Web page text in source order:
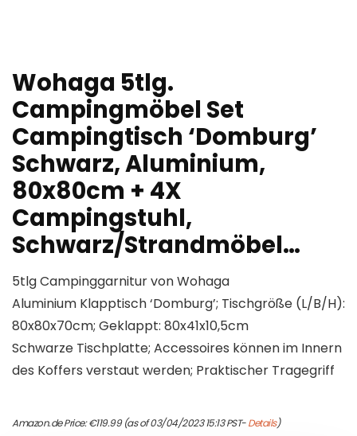
Wohaga 5tlg.
Campingmöbel Set
Campingtisch ‘Domburg’
Schwarz, Aluminium,
80x80cm + 4X
Campingstuhl,
Schwarz/Strandmöbel…
5tlg Campinggarnitur von Wohaga
Aluminium Klapptisch ‘Domburg’; Tischgröße (L/B/H):
80x80x70cm; Geklappt: 80x41x10,5cm
Schwarze Tischplatte; Accessoires können im Innern
des Koffers verstaut werden; Praktischer Tragegriff
Amazon.de Price:€119.99(as of 03/04/2023 15:13 PST-Details)